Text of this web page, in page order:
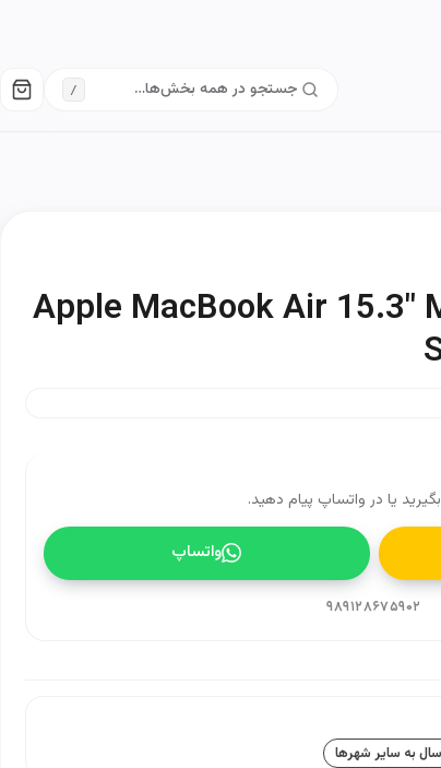
/
Apple MacBook Air 15.3"
یا در واتساپ پیام دهید.
واتساپ
۹۸۹۱۲۸۶۷۵۹۰۲
به سایر شهرها